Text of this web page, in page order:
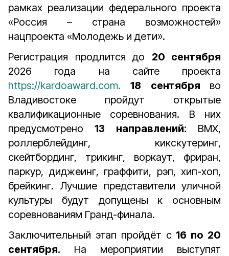
рамках реализации федерального проекта
«Россия – страна возможностей»
нацпроекта «Молодежь и дети».
Регистрация продлится до 20 сентября
2026 года на сайте проекта
https://kardoaward.com.18 сентября во
Владивостоке пройдут открытые
квалификационные соревнования. В них
предусмотрено13 направлений: BMX,
роллерблейдинг, кикскутеринг,
скейтбординг, трикинг, воркаут, фриран,
паркур, диджеинг, граффити, рэп, хип-хоп,
брейкинг. Лучшие представители уличной
культуры будут допущены к основным
соревнованиям Гранд-финала.
Заключительный этап пройдёт с16 по 20
сентября. На мероприятии выступят